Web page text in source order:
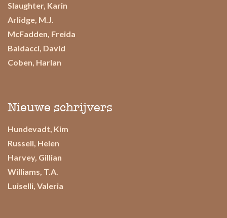
Slaughter, Karin
Arlidge, M.J.
McFadden, Freida
Baldacci, David
Coben, Harlan
Nieuwe schrijvers
Hundevadt, Kim
Russell, Helen
Harvey, Gillian
Williams, T.A.
Luiselli, Valeria